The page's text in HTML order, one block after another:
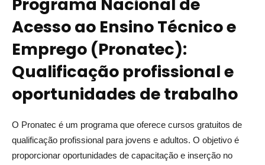
Programa Nacional de
Acesso ao Ensino Técnico e
Emprego (Pronatec):
Qualificação profissional e
oportunidades de trabalho
O Pronatec é um programa que oferece cursos gratuitos de
qualificação profissional para jovens e adultos. O objetivo é
proporcionar oportunidades de capacitação e inserção no